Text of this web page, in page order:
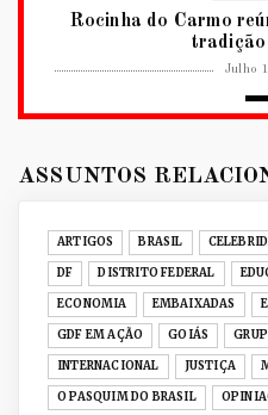
Rocinha do Carmo
tradição
Julho
BRASÍLIA COM
Senac-DF leva
Expochê
Junho
Acervo histórico de O
edições
ASSUNTOS
ARTIGOS BRASIL
DF DISTRITO FEDERAL
ECONOMIA EMBAIXADAS
GDF EM AÇÃO GOIÁS
INTERNACIONAL JUSTIÇA
O PASQUIM DO BRASIL